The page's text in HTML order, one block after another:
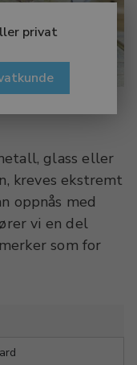
privat
glass eller
kreves ekstremt
oppnås med
vi en del
som for
I
programmer og
som